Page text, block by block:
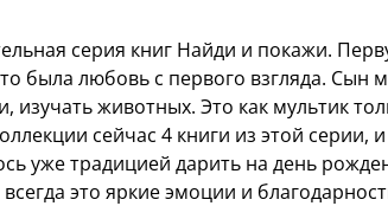
серия книг Найди и покажи.
была любовь с первого взгляда. Сын
изучать животных. Это как мультик
сейчас 4 книги из этой серии,
уже традицией дарить на день
всегда это яркие эмоции и